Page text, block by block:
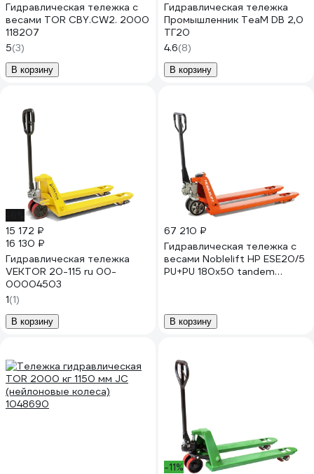
Гидравлическая тележка с
весами TOR CBY.CW2. 2000
118207
5(3)
В корзину
Гидравлическая тележка
Промышленник TeaM DB 2,0
ТГ20
4.6(8)
В корзину
15 172 ₽
16 130 ₽
Гидравлическая тележка
VEKTOR 20-115 ru 00-
00004503
1(1)
В корзину
67 210 ₽
Гидравлическая тележка с
весами Noblelift HP ESE20/5
PU+PU 180x50 tandem
В корзину
-11%